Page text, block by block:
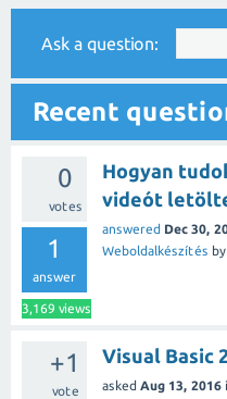
Ask a question:
Recent
0
votes
1
answer
3,169 views
Hogyan
videót
answered Dec 30,
Weboldalkészítés by
+1
vote
Visual Basic
asked Aug 13, 2016